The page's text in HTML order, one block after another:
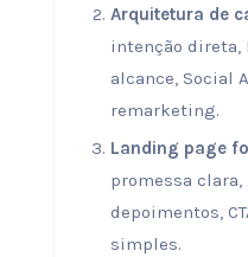
Arquitetura de
intenção direta,
alcance, Social
remarketing.
Landing page
promessa
depoimentos,
simples.